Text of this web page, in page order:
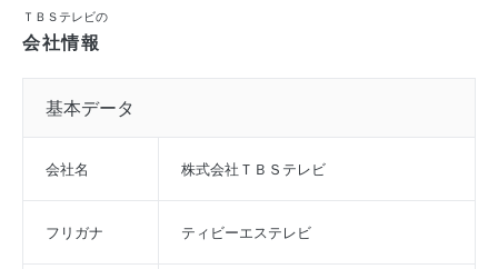
ＴＢＳテレビの
会社情報
基本データ
会社名 株式会社ＴＢＳテレビ
フリガナ ティビーエステレビ